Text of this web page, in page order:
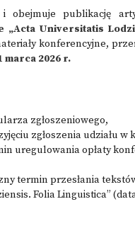
i obejmuje publikację
„Acta Universitatis
konferencyjne,
marca 2026 r.
zgłoszeniowego,
zgłoszenia udziału w
uregulowania opłaty
termin przesłania
Folia Linguistica”